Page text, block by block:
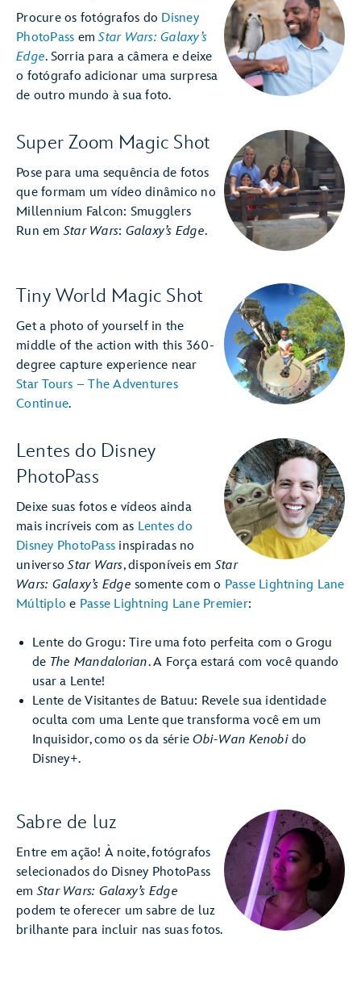
Procure os fotógrafos do Disney
PhotoPass emStar Wars: Galaxy’s
Edge. Sorria para a câmera e deixe
o fotógrafo adicionar uma surpresa
de outro mundo à sua foto.
Super Zoom Magic Shot
Pose para uma sequência de fotos
que formam um vídeo dinâmico no
Millennium Falcon: Smugglers
Run emStar Wars: Galaxy’s Edge.
Tiny World Magic Shot
Get a photo of yourself in the
middle of the action with this 360-
degree capture experience near
Star Tours – The Adventures
Continue.
Lentes do Disney
PhotoPass
Deixe suas fotos e vídeos ainda
mais incríveis com as Lentes do
Disney PhotoPass inspiradas no
universoStar Wars, disponíveis emStar
Wars: Galaxy’s Edge somente com o Passe Lightning Lane
Múltiplo e Passe Lightning Lane Premier:
Lente do Grogu: Tire uma foto perfeita com o Grogu
de The Mandalorian. A Força estará com você quando
usar a Lente!
Lente de Visitantes de Batuu: Revele sua identidade
oculta com uma Lente que transforma você em um
Inquisidor, como os da sérieObi-Wan Kenobido
Disney+.
Sabre de luz
Entre em ação! À noite, fotógrafos
selecionados do Disney PhotoPass
emStar Wars: Galaxy’s Edge
podem te oferecer um sabre de luz
brilhante para incluir nas suas fotos.